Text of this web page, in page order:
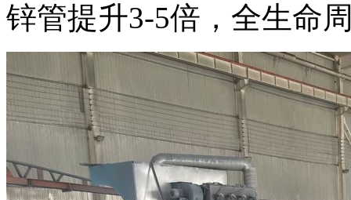
锌管提升3-5倍，全生命